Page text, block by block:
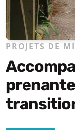
PROJETS DE